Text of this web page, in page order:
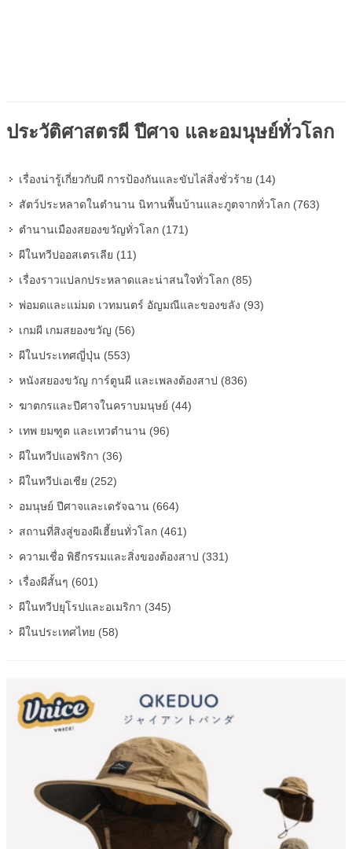
ประวัติศาสตรผี ปีศาจ และอมนุษย์ทั่วโลก
เรื่องน่ารู้เกี่ยวกับผี การป้องกันและขับไล่สิ่งชั่วร้าย (14)
สัตว์ประหลาดในตำนาน นิทานพื้นบ้านและภูตจากทั่วโลก (763)
ตำนานเมืองสยองขวัญทั่วโลก (171)
ผีในทวีปออสเตรเลีย (11)
เรื่องราวแปลกประหลาดและน่าสนใจทั่วโลก (85)
พ่อมดและแม่มด เวทมนตร์ อัญมณีและของขลัง (93)
เกมผี เกมสยองขวัญ (56)
ผีในประเทศญี่ปุ่น (553)
หนังสยองขวัญ การ์ตูนผี และเพลงต้องสาป (836)
ฆาตกรและปีศาจในคราบมนุษย์ (44)
เทพ ยมฑูต และเทวตำนาน (96)
ผีในทวีปแอฟริกา (36)
ผีในทวีปเอเชีย (252)
อมนุษย์ ปีศาจและเดรัจฉาน (664)
สถานที่สิงสู่ของผีเฮี้ยนทั่วโลก (461)
ความเชื่อ พิธีกรรมและสิ่งของต้องสาป (331)
เรื่องผีสั้นๆ (601)
ผีในทวีปยุโรปและอเมริกา (345)
ผีในประเทศไทย (58)